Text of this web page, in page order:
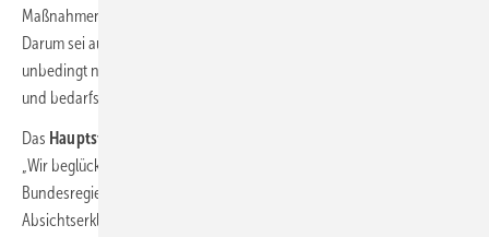
Maßnahmen zur Steigerung der Energieeffizienz festgelegt werden.
Darum sei auch die versprochene Unterstützung des Fit for 55 Pakets
unbedingt notwendig.“ Im Gebäudesektor sei die Weiterentwicklung
und bedarfsgerechte Ausstattung der Förderung zu begrüßen.
Das Hauptstadtbüro Bioenergie
„Wir beglückwünschen die Koalitionäre der zukünftigen
Bundesregierung für ihre sicherlich unter großer Anstrengung erstellte
Absichtserklärung für die Politik der nächsten vier Jahre. Wenngleich